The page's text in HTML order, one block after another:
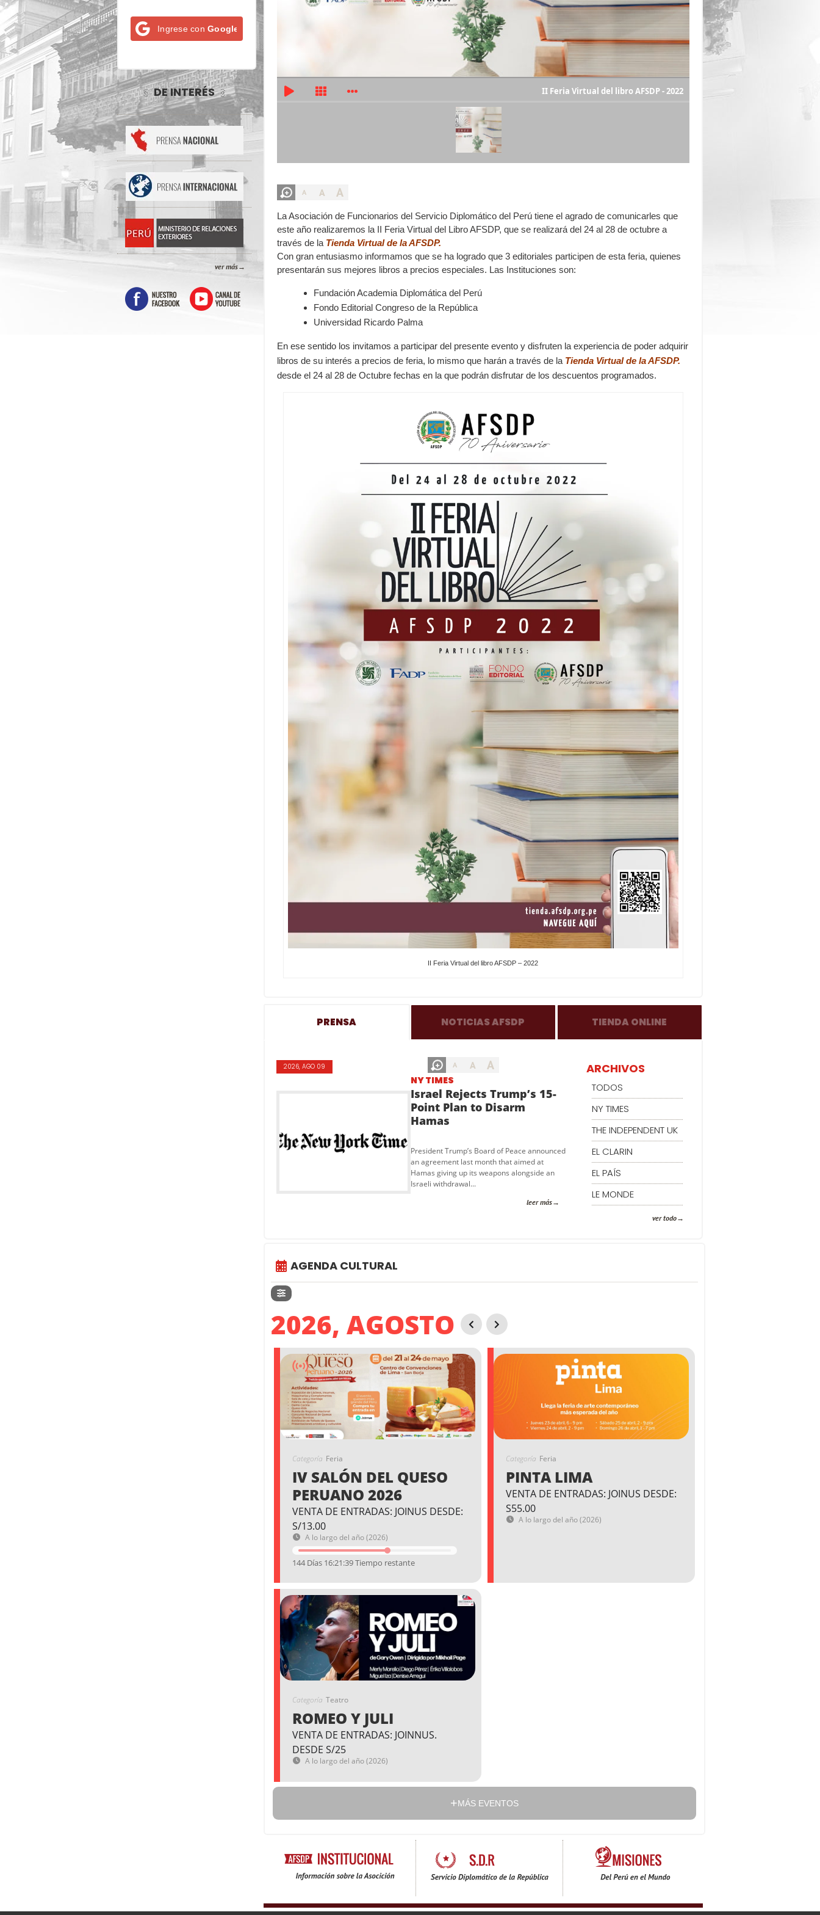
Ingrese con Google
DE INTERÉS
ver más
II Feria Virtual del libro AFSDP - 2022
A A A
La Asociación de Funcionarios del Servicio Diplomático del Perú tiene el agrado de comunicarles que
este año realizaremos la II Feria Virtual del Libro AFSDP, que se realizará del 24 al 28 de octubre a
través de la Tienda Virtual de la AFSDP.
Con gran entusiasmo informamos que se ha logrado que 3 editoriales participen de esta feria, quienes
presentarán sus mejores libros a precios especiales. Las Instituciones son:
Fundación Academia Diplomática del Perú
Fondo Editorial Congreso de la República
Universidad Ricardo Palma
En ese sentido los invitamos a participar del presente evento y disfruten la experiencia de poder adquirir
libros de su interés a precios de feria, lo mismo que harán a través de la Tienda Virtual de la AFSDP.
desde el 24 al 28 de Octubre fechas en la que podrán disfrutar de los descuentos programados.
II Feria Virtual del libro AFSDP – 2022
PRENSA NOTICIAS AFSDP TIENDA ONLINE
A A A
2026, AGO 09
NY TIMES
Israel Rejects Trump’s 15-
Point Plan to Disarm
Hamas
President Trump’s Board of Peace announced
an agreement last month that aimed at
Hamas giving up its weapons alongside an
Israeli withdrawal...
leer más
ARCHIVOS
TODOS
NY TIMES
THE INDEPENDENT UK
EL CLARIN
EL PAÍS
LE MONDE
ver todo
AGENDA CULTURAL
2026, AGOSTO
Categoría Feria
IV SALÓN DEL QUESO
PERUANO 2026
VENTA DE ENTRADAS: JOINUS DESDE:
S/13.00
A lo largo del año (2026)
144 Días 16:21:38 Tiempo restante
Categoría Feria
PINTA LIMA
VENTA DE ENTRADAS: JOINUS DESDE:
S55.00
A lo largo del año (2026)
Categoría Teatro
ROMEO Y JULI
VENTA DE ENTRADAS: JOINNUS.
DESDE S/25
A lo largo del año (2026)
MÁS EVENTOS